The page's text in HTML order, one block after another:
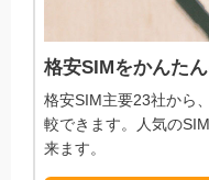
格安SIMをかんた
格安SIM主要23社から
較できます。人気の
来ます。